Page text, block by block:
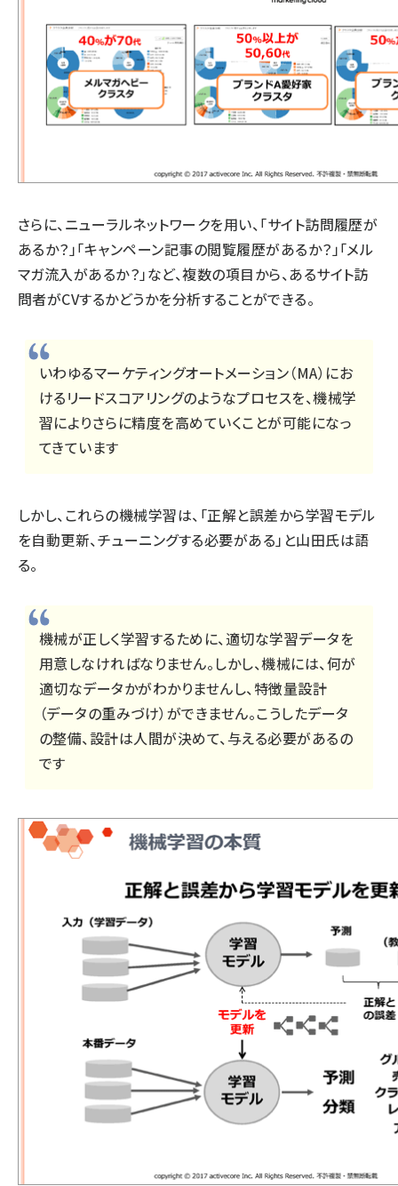
さらに、ニューラルネットワークを用い、「サイト訪問履歴が
あるか？」「キャンペーン記事の閲覧履歴があるか？」「メル
マガ流入があるか？」など、複数の項目から、あるサイト訪
問者がCVするかどうかを分析することができる。
いわゆるマーケティングオートメーション（MA）にお
けるリードスコアリングのようなプロセスを、機械学
習によりさらに精度を高めていくことが可能になっ
てきています
しかし、これらの機械学習は、「正解と誤差から学習モデル
を自動更新、チューニングする必要がある」と山田氏は語
る。
機械が正しく学習するために、適切な学習データを
用意しなければなりません。しかし、機械には、何が
適切なデータかがわかりませんし、特徴量設計
（データの重みづけ）ができません。こうしたデータ
の整備、設計は人間が決めて、与える必要があるの
です